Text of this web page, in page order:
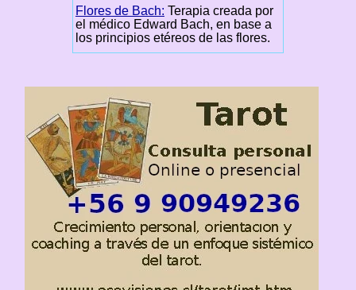
Flores de Bach: Terapia creada por
el médico Edward Bach, en base a
los principios etéreos de las flores.